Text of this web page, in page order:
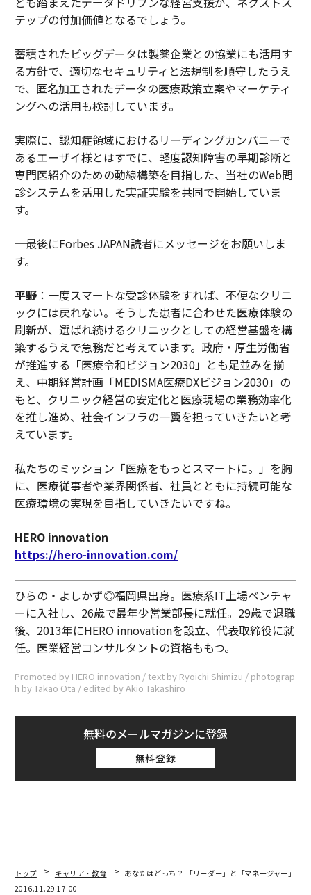
テップの付加価値となるでしょう。
蓄積されたビッグデータは製薬企業との協業にも活用す
る方針で、適切なセキュリティと法規制を順守したうえ
で、匿名加工されたデータの医療政策立案やマーケティ
ングへの活用も検討しています。
実際に、認知症領域におけるリーディングカンパニーで
あるエーザイ様とはすでに、軽度認知障害の早期診断と
専門医紹介のための動線構築を目指した、当社のWeb問
診システムを活用した実証実験を共同で開始していま
す。
─最後にForbes JAPAN読者にメッセージをお願いしま
す。
平野：一度スマートな受診体験をすれば、不便なクリニ
ックには戻れない。そうした患者に合わせた医療体験の
刷新が、選ばれ続けるクリニックとしての経営基盤を構
築するうえで急務だと考えています。政府・厚生労働省
が推進する「医療令和ビジョン2030」とも足並みを揃
え、中期経営計画「MEDISMA医療DXビジョン2030」の
もと、クリニック経営の安定化と医療現場の業務効率化
を推し進め、社会インフラの一翼を担っていきたいと考
えています。
私たちのミッション「医療をもっとスマートに。」を胸
に、医療従事者や業界関係者、社員とともに持続可能な
医療環境の実現を目指していきたいですね。
HERO innovation
https://hero-innovation.com/
ひらの・よしかず◎福岡県出身。医療系IT上場ベンチャ
ーに入社し、26歳で最年少営業部長に就任。29歳で退職
後、2013年にHERO innovationを設立、代表取締役に就
任。医業経営コンサルタントの資格ももつ。
Promoted by HERO innovation / text by Ryoichi Shimizu / photograp
h by Takao Ota / edited by Akio Takashiro
無料のメールマガジンに登録
無料登録
トップ キャリア・教育
あなたはどっち？ 「リーダー」と「マネージャー」の9
2016.11.29 17:00